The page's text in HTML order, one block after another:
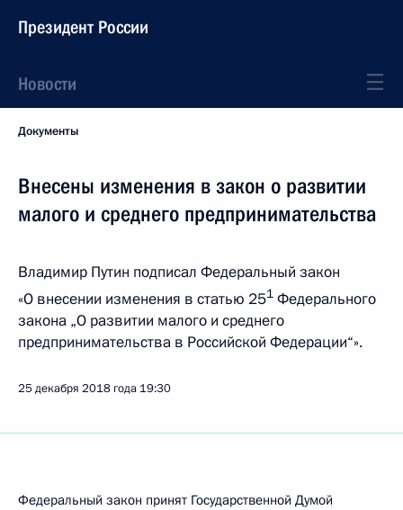
Президент России
Новости
Документы
Внесены изменения в закон о развитии
малого и среднего предпринимательства
Владимир Путин подписал Федеральный закон
«О внесении изменения в статью 251 Федерального
закона „О развитии малого и среднего
предпринимательства в Российской Федерации“».
25 декабря 2018 года 19:30
Федеральный закон принят Государственной Думой